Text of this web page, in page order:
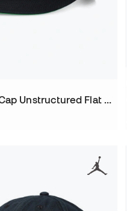
Casquette Pro Cap Unstructured Flat Bird